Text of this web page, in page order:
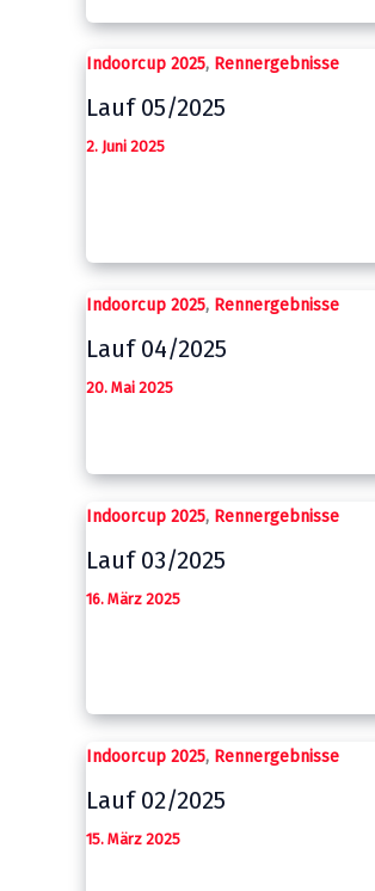
Indoorcup 2025, Rennergebnisse
Lauf 05/2025
2. Juni 2025
Indoorcup 2025, Rennergebnisse
Lauf 04/2025
20. Mai 2025
Indoorcup 2025, Rennergebnisse
Lauf 03/2025
16. März 2025
Indoorcup 2025, Rennergebnisse
Lauf 02/2025
15. März 2025